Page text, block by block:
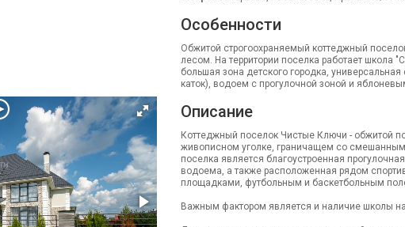
Особенности
Обжитой строгоохраняемый коттеджный
лесом. На территории поселка работает школа
большая зона детского городка,
каток), водоем с прогулочной зоной и
Описание
Коттеджный поселок Чистые Ключи - обжитой
живописном уголке, граничащем со
поселка является благоустроенная
водоема, а также расположенная рядом
площадками, футбольным и баскетбольным
Важным фактором является и наличие школы на